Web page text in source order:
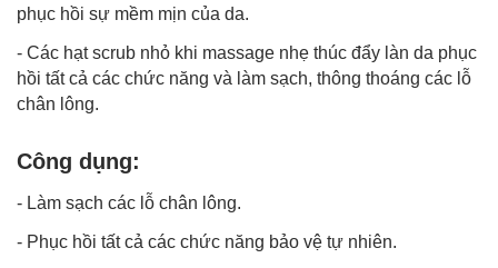
phục hồi sự mềm mịn của da.
- Các hạt scrub nhỏ khi massage nhẹ thúc đẩy làn da phục
hồi tất cả các chức năng và làm sạch, thông thoáng các lỗ
chân lông.
Công dụng:
- Làm sạch các lỗ chân lông.
- Phục hồi tất cả các chức năng bảo vệ tự nhiên.